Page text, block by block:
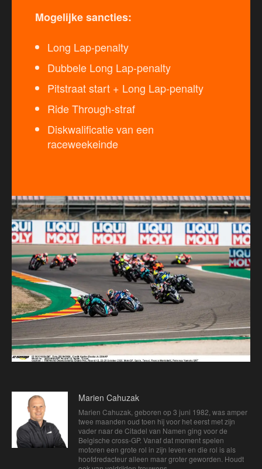
Mogelijke sancties:
Long Lap-penalty
Dubbele Long Lap-penalty
Pitstraat start + Long Lap-penalty
Ride Through-straf
Diskwalificatie van een
raceweekeinde
Marien Cahuzak
Marien Cahuzak, geboren op 3 juni 1982, was amper
twee maanden oud toen hij voor het eerst met zijn
vader naar de Citadel van Namen ging voor de
Belgische cross-GP. Vanaf dat moment spelen
motoren een grote rol in zijn leven en die rol is als
hoofdredacteur alleen maar groter geworden. Houdt